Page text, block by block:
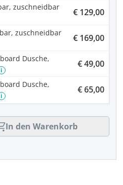
zuschneidbar
€ 129,00
zuschneidbar
€ 169,00
Dusche,
i
€ 49,00
Dusche,
i
€ 65,00
den gewünschten
In den Warenkorb